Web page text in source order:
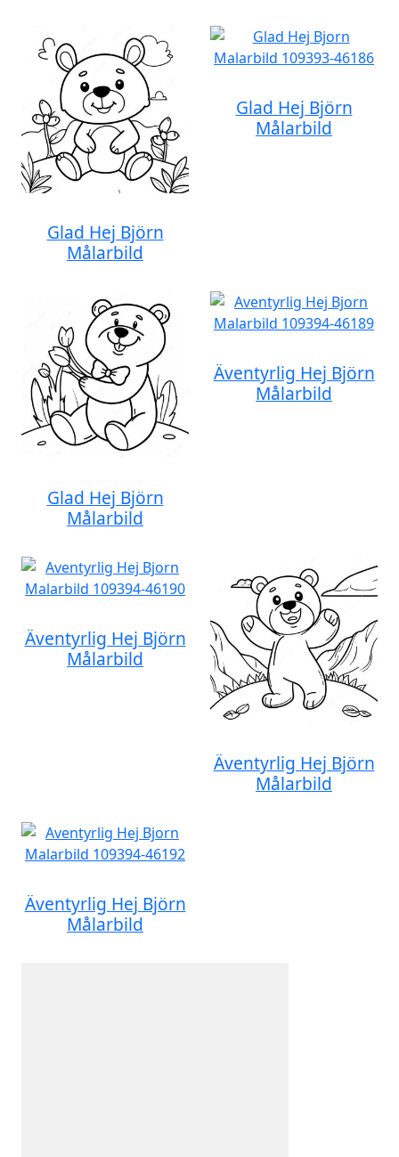
Glad Hej Björn
Målarbild
Glad Hej Björn
Målarbild
Glad Hej Björn
Målarbild
Äventyrlig Hej Björn
Målarbild
Äventyrlig Hej Björn
Målarbild
Äventyrlig Hej Björn
Målarbild
Äventyrlig Hej Björn
Målarbild